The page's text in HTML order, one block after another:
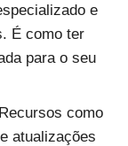
e
É como ter
para o seu
Recursos como
atualizações